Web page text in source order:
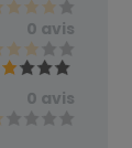
0 avis
0 avis